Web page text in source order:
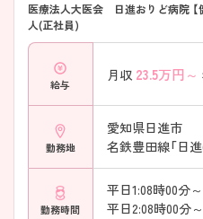
医療法人大医会 日進おりど病院 【
人(正社員)
給与
月収 23.5万円～
勤務地
愛知県日進市
名鉄豊田線「日
勤務時間
平日1:08時00分～
平日2:08時00分～